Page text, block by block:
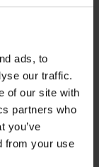
ads, to
our traffic.
of our site with
partners who
you’ve
from your use
Outrun
cijena
€
LIMITED